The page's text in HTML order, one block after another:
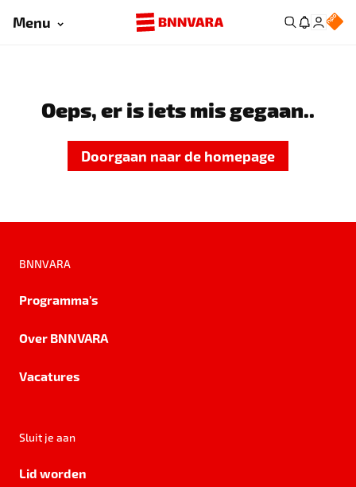
Menu
Oeps, er is iets mis gegaan..
Doorgaan naar de homepage
BNNVARA
Programma's
Over BNNVARA
Vacatures
Sluit je aan
Lid worden